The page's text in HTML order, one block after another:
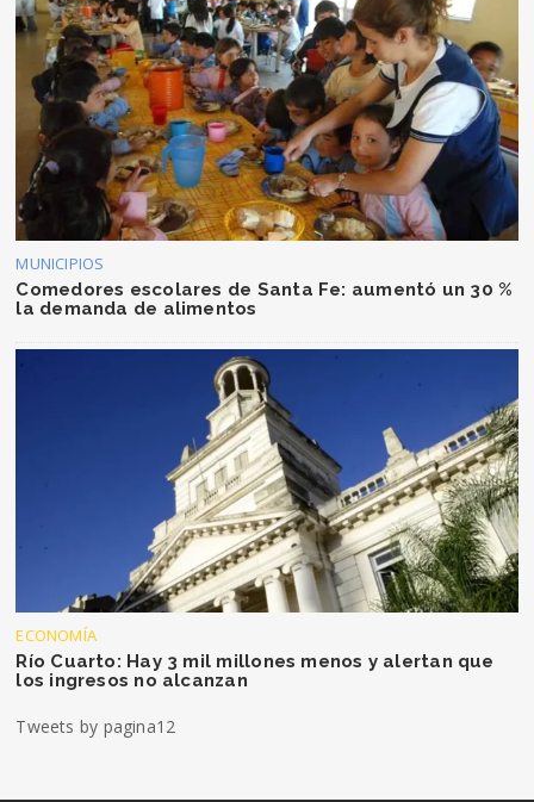
MUNICIPIOS
Comedores escolares de Santa Fe: aumentó un 30 %
la demanda de alimentos
ECONOMÍA
Río Cuarto: Hay 3 mil millones menos y alertan que
los ingresos no alcanzan
Tweets by pagina12